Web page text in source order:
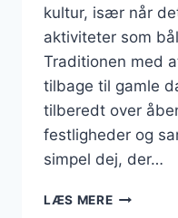
kultur, især når
aktiviteter som
Traditionen med
tilbage til gamle
tilberedt over
festligheder og
simpel dej, der…
LÆS MERE